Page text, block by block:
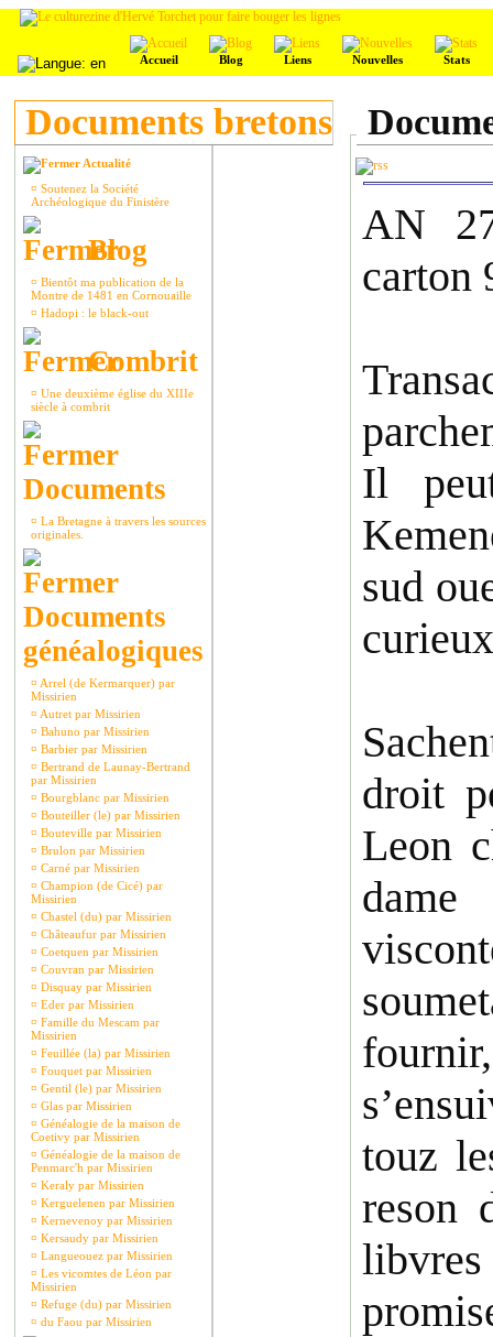
Accueil Blog Liens Nouvelles Stats
Documents bretons
Actualité
¤ Soutenez la Société
Archéologique du Finistère
Blog
¤ Bientôt ma publication de la
Montre de 1481 en Cornouaille
¤ Hadopi : le black-out
Combrit
¤ Une deuxième église du XIIIe
siècle à combrit
Documents
¤ La Bretagne à travers les sources
originales.
Documents
généalogiques
¤ Arrel (de Kermarquer) par
Missirien
¤ Autret par Missirien
¤ Bahuno par Missirien
¤ Barbier par Missirien
¤ Bertrand de Launay-Bertrand
par Missirien
¤ Bourgblanc par Missirien
¤ Bouteiller (le) par Missirien
¤ Bouteville par Missirien
¤ Brulon par Missirien
¤ Carné par Missirien
¤ Champion (de Cicé) par
Missirien
¤ Chastel (du) par Missirien
¤ Châteaufur par Missirien
¤ Coetquen par Missirien
¤ Couvran par Missirien
¤ Disquay par Missirien
¤ Eder par Missirien
¤ Famille du Mescam par
Missirien
¤ Feuillée (la) par Missirien
¤ Fouquet par Missirien
¤ Gentil (le) par Missirien
¤ Glas par Missirien
¤ Généalogie de la maison de
Coetivy par Missirien
¤ Généalogie de la maison de
Penmarc'h par Missirien
¤ Keraly par Missirien
¤ Kerguelenen par Missirien
¤ Kernevenoy par Missirien
¤ Kersaudy par Missirien
¤ Langueouez par Missirien
¤ Les vicomtes de Léon par
Missirien
¤ Refuge (du) par Missirien
¤ du Faou par Missirien
AN
carton
Il
sud
droit
Leon
touz
reson